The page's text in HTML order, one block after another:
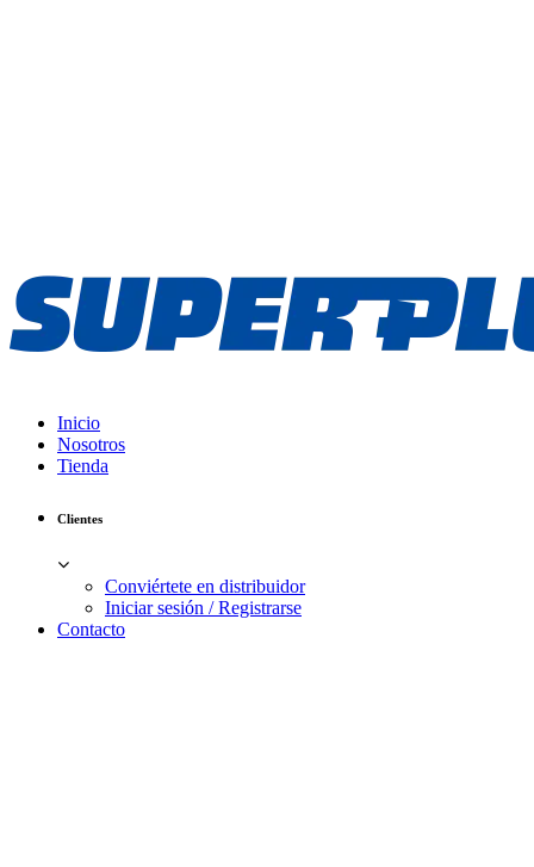
Inicio
Nosotros
Tienda
Clientes
Conviértete en distribuidor
Iniciar sesión / Registrarse
Contacto